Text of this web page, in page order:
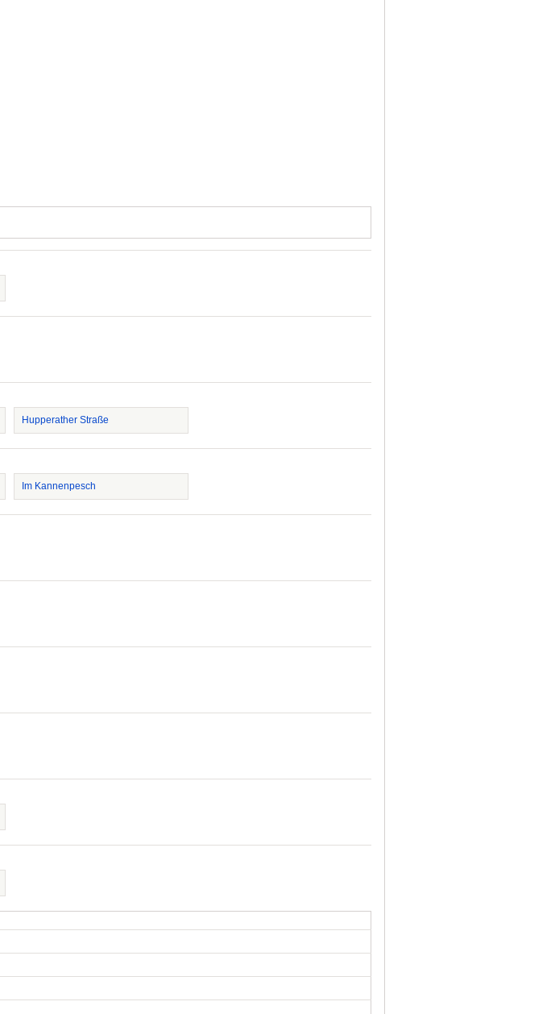
Hupperather Straße
Im Kannenpesch